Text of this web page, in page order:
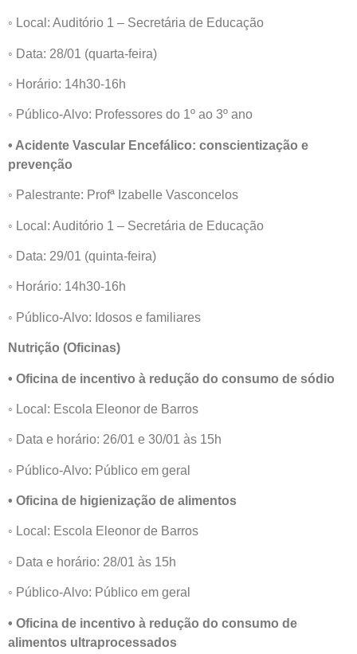
◦ Local: Auditório 1 – Secretária de Educação
◦ Data: 28/01 (quarta-feira)
◦ Horário: 14h30-16h
◦ Público-Alvo: Professores do 1º ao 3º ano
• Acidente Vascular Encefálico: conscientização e
prevenção
◦ Palestrante: Profª Izabelle Vasconcelos
◦ Local: Auditório 1 – Secretária de Educação
◦ Data: 29/01 (quinta-feira)
◦ Horário: 14h30-16h
◦ Público-Alvo: Idosos e familiares
Nutrição (Oficinas)
• Oficina de incentivo à redução do consumo de sódio
◦ Local: Escola Eleonor de Barros
◦ Data e horário: 26/01 e 30/01 às 15h
◦ Público-Alvo: Público em geral
• Oficina de higienização de alimentos
◦ Local: Escola Eleonor de Barros
◦ Data e horário: 28/01 às 15h
◦ Público-Alvo: Público em geral
• Oficina de incentivo à redução do consumo de
alimentos ultraprocessados